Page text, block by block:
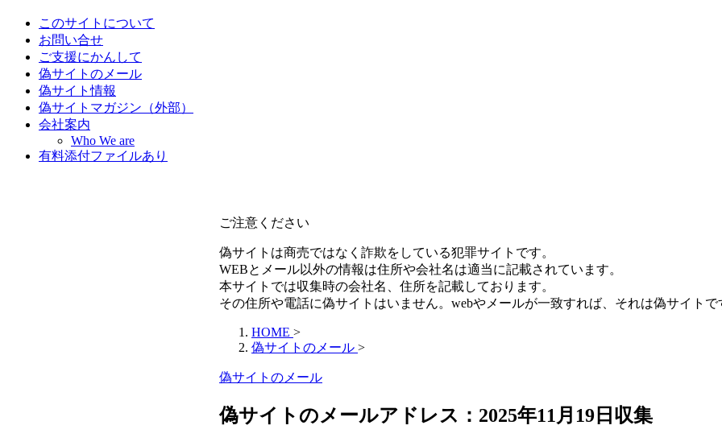
このサイトについて
お問い合せ
ご支援にかんして
偽サイトのメール
偽サイト情報
偽サイトマガジン（外部）
会社案内
Who We are
有料添付ファイルあり
ご注意ください
偽サイトは商売ではなく詐欺をしている犯罪サイトです。
WEBとメール以外の情報は住所や会社名は適当に記載されています。
本サイトでは収集時の会社名、住所を記載しております。
その住所や電話に偽サイトはいません。webやメールが一致すれば、それは偽サイトで
HOME >
偽サイトのメール >
偽サイトのメール
偽サイトのメールアドレス：2025年11月19日収集